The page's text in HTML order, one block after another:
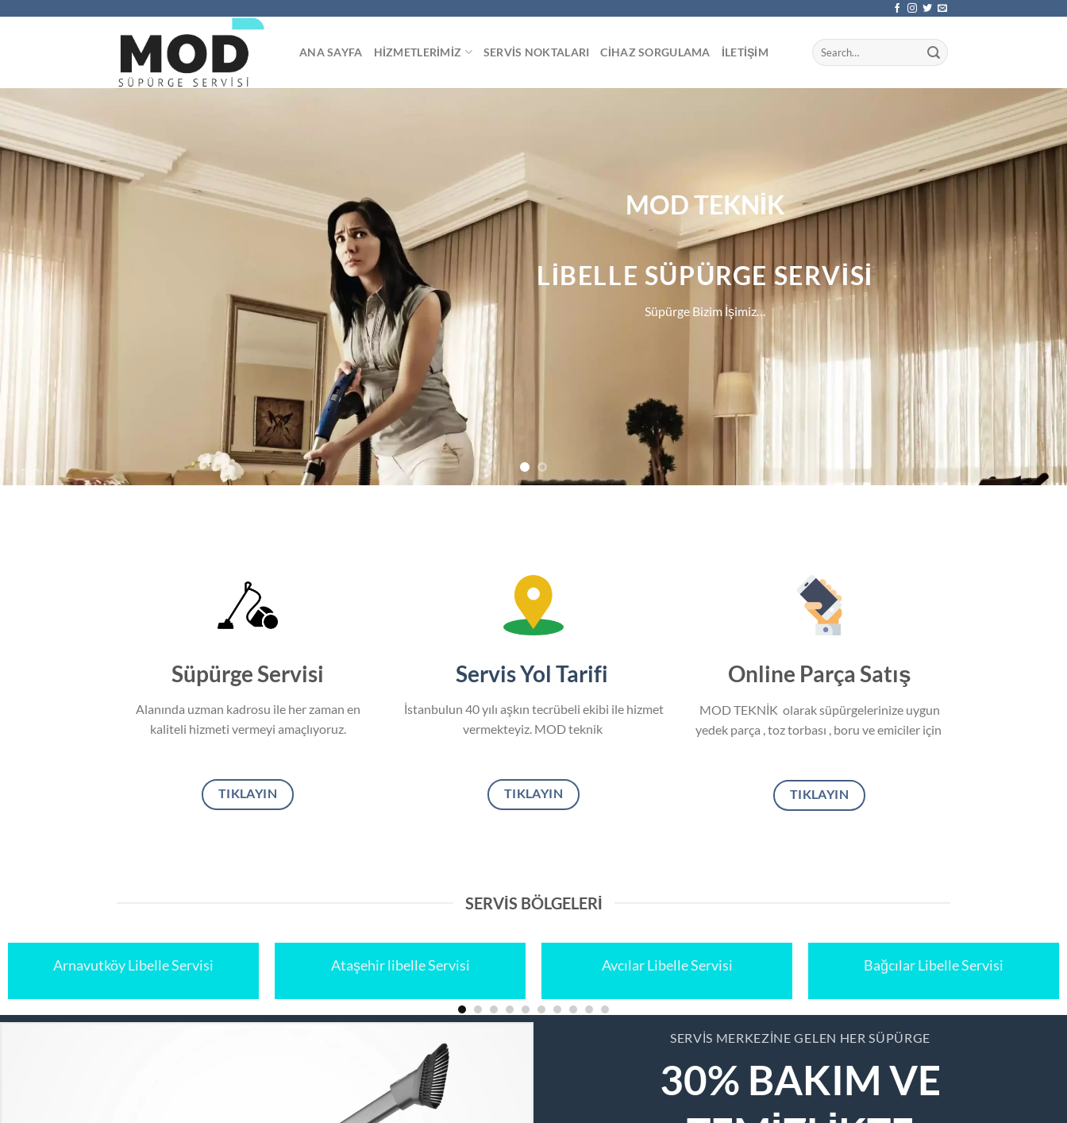
ANA SAYFA HIZMETLERIMIZ SERVIS NOKTALARI CIHAZ SORGULAMA İLETIŞIM
MOD TEKNİK
LIBELLE SÜPÜRGE SERVİSI
Süpürge Bizim İşimiz…
Süpürge Servisi
Alanında uzman kadrosu ile her zaman en
kaliteli hizmeti vermeyi amaçlıyoruz.
TIKLAYIN
Servis Yol Tarifi
İstanbulun 40 yılı aşkın tecrübeli ekibi ile hizmet
vermekteyiz. MOD teknik
TIKLAYIN
Online Parça Satış
MOD TEKNİK olarak süpürgelerinize uygun
yedek parça , toz torbası , boru ve emiciler için
TIKLAYIN
SERVIS BÖLGELERI
Arnavutköy Libelle Servisi Ataşehir libelle Servisi Avcılar Libelle Servisi Bağcılar Libelle Servisi
SERVIS MERKEZINE GELEN HER SÜPÜRGE
30% BAKIM VE